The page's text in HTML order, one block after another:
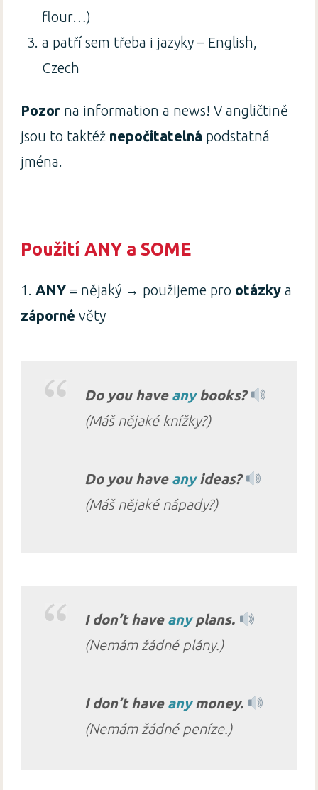
flour…)
a patří sem třeba i jazyky – English,
Czech
Pozor na information a news! V angličtině
jsou to taktéž nepočitatelná podstatná
jména.
Použití ANY a SOME
1. ANY = nějaký → použijeme pro otázkya
zápornévěty
Do you have anybooks?
(Máš nějaké knížky?)
Do you have anyideas?
(Máš nějaké nápady?)
I don’t have anyplans.
(Nemám žádné plány.)
I don’t have anymoney.
(Nemám žádné peníze.)